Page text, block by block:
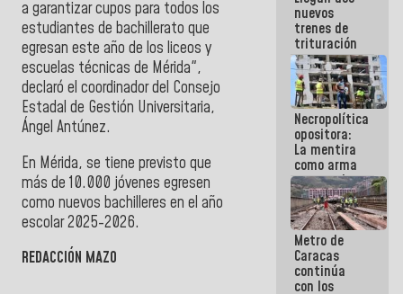
a garantizar cupos para todos los
estudiantes de bachillerato que
egresan este año de los liceos y
escuelas técnicas de Mérida",
declaró el coordinador del Consejo
Estadal de Gestión Universitaria,
Ángel Antúnez.
En Mérida, se tiene previsto que
más de 10.000 jóvenes egresen
como nuevos bachilleres en el año
escolar 2025-2026.
REDACCIÓN MAZO
embarrarla
nuevos
trenes de
trituración
para
optimizar
manejo de
escombros
en La Guaira
Necropolítica
opositora:
La mentira
como arma
contra el
Pueblo
Metro de
Caracas
continúa
con los